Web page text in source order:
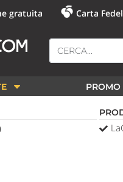
gratuita Carta
PROMO